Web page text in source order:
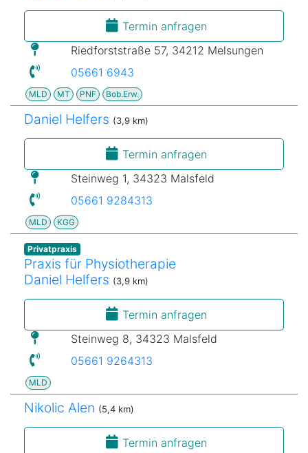
Termin anfragen
Riedforststraße 57, 34212 Melsungen
05661 6943
MLD MT PNF Bob.Erw.
Daniel Helfers (3,9 km)
Termin anfragen
Steinweg 1, 34323 Malsfeld
05661 9284313
MLD KGG
Privatpraxis
Praxis für Physiotherapie
Daniel Helfers (3,9 km)
Termin anfragen
Steinweg 8, 34323 Malsfeld
05661 9264313
MLD
Nikolic Alen (5,4 km)
Termin anfragen